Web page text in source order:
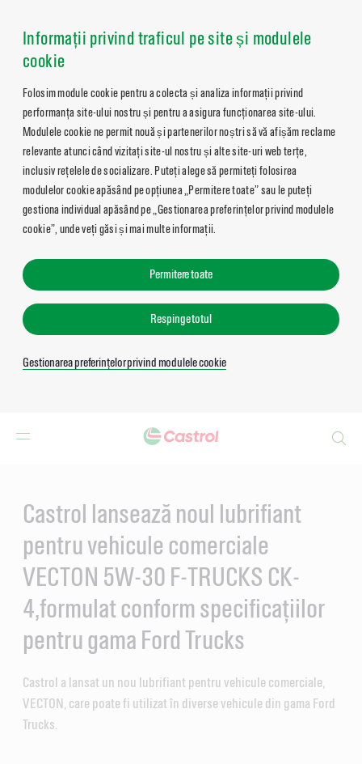
Informații privind traficul pe site și modulele
cookie
Folosim module cookie pentru a colecta și analiza informații privind
performanța site-ului nostru și pentru a asigura funcționarea site-ului.
Modulele cookie ne permit nouă și partenerilor noștri să vă afișăm reclame
relevante atunci când vizitați site-ul nostru și alte site-uri web terțe,
inclusiv rețelele de socializare. Puteți alege să permiteți folosirea
modulelor cookie apăsând pe opțiunea „Permitere toate” sau le puteți
gestiona individual apăsând pe „Gestionarea preferințelor privind modulele
cookie”, unde veți găsi și mai multe informații.
Permitere toate
Respinge totul
Gestionarea preferințelor privind modulele cookie
Castrol lansează noul lubrifiant
pentru vehicule comerciale
VECTON 5W-30 F-TRUCKS CK-
4,formulat conform specificațiilor
pentru gama Ford Trucks
Castrol a lansat un nou lubrifiant pentru vehicule comerciale,
VECTON, care poate fi utilizat în diverse vehicule din gama Ford
Trucks.